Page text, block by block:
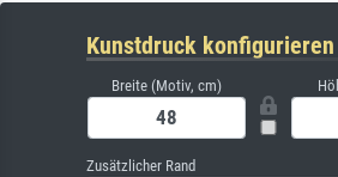
Kunstdruck konfigurieren
Breite (Motiv, cm)
Zusätzlicher Rand